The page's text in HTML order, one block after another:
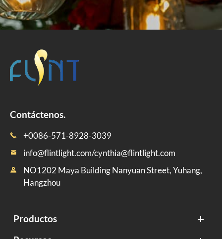
Contáctenos.
 +0086-571-8928-3039
 info@flintlight.com/cynthia@flintlight.com

NO1202 Maya Building Nanyuan Street, Yuhang,
Hangzhou
Productos